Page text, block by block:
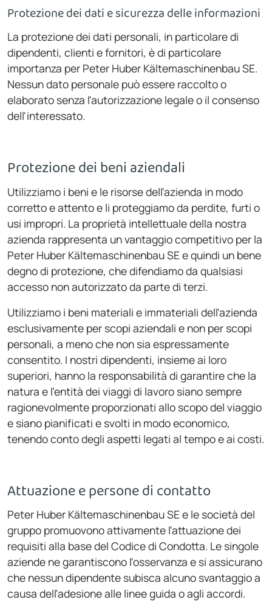
Protezione dei dati e sicurezza delle informazioni
La protezione dei dati personali, in particolare di
dipendenti, clienti e fornitori, è di particolare
importanza per Peter Huber Kältemaschinenbau SE.
Nessun dato personale può essere raccolto o
elaborato senza l'autorizzazione legale o il consenso
dell'interessato.
Protezione dei beni aziendali
Utilizziamo i beni e le risorse dell'azienda in modo
corretto e attento e li proteggiamo da perdite, furti o
usi impropri. La proprietà intellettuale della nostra
azienda rappresenta un vantaggio competitivo per la
Peter Huber Kältemaschinenbau SE e quindi un bene
degno di protezione, che difendiamo da qualsiasi
accesso non autorizzato da parte di terzi.
Utilizziamo i beni materiali e immateriali dell'azienda
esclusivamente per scopi aziendali e non per scopi
personali, a meno che non sia espressamente
consentito. I nostri dipendenti, insieme ai loro
superiori, hanno la responsabilità di garantire che la
natura e l'entità dei viaggi di lavoro siano sempre
ragionevolmente proporzionati allo scopo del viaggio
e siano pianificati e svolti in modo economico,
tenendo conto degli aspetti legati al tempo e ai costi.
Attuazione e persone di contatto
Peter Huber Kältemaschinenbau SE e le società del
gruppo promuovono attivamente l'attuazione dei
requisiti alla base del Codice di Condotta. Le singole
aziende ne garantiscono l'osservanza e si assicurano
che nessun dipendente subisca alcuno svantaggio a
causa dell'adesione alle linee guida o agli accordi.